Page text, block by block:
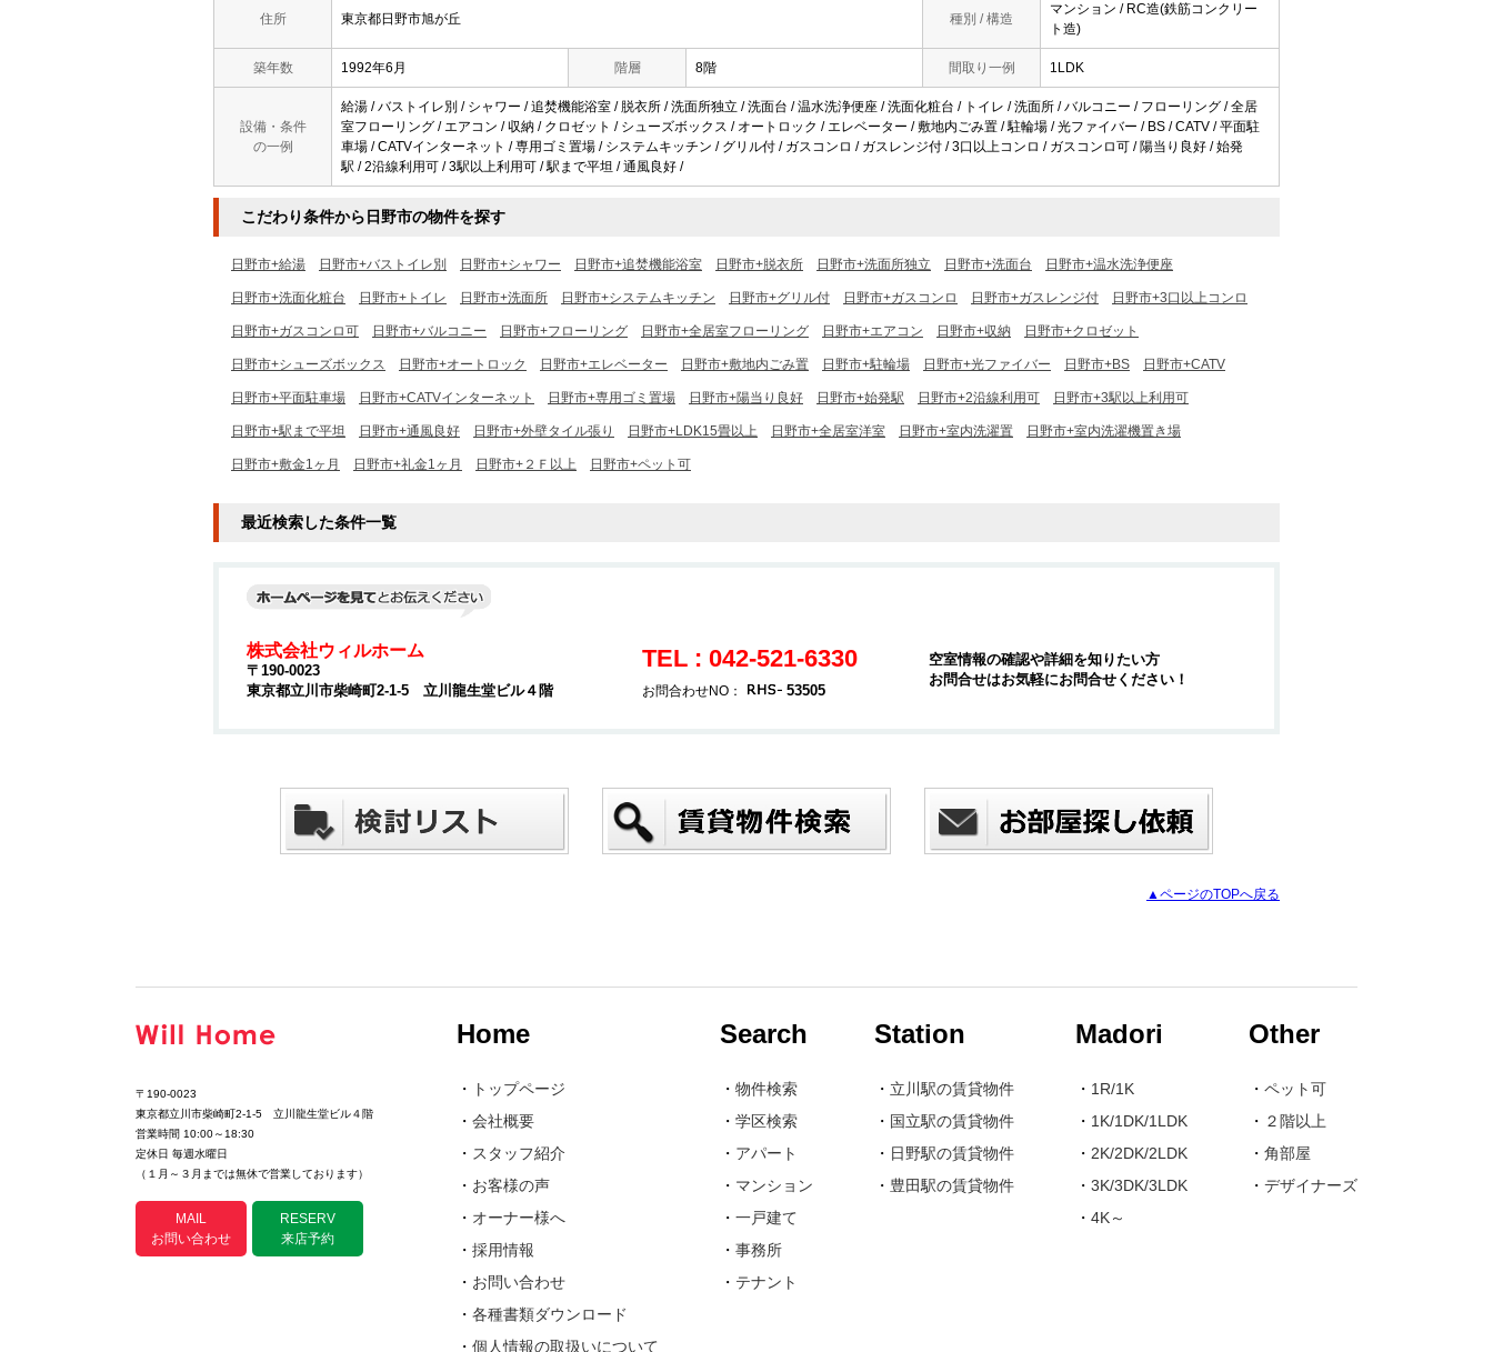
住所 東京都日野市旭が丘 種別 / 構造
マンション / RC造(鉄筋コンクリー
ト造)
築年数 1992年6月 階層 8階 間取り一例 1LDK
設備・条件
の一例
給湯 / バストイレ別 / シャワー / 追焚機能浴室 / 脱衣所 / 洗面所独立 / 洗面台 / 温水洗浄便座 / 洗面化粧台 / トイレ / 洗面所 / バルコニー / フローリング / 全居
室フローリング / エアコン / 収納 / クロゼット / シューズボックス / オートロック / エレベーター / 敷地内ごみ置 / 駐輪場 / 光ファイバー / BS / CATV / 平面駐
車場 / CATVインターネット / 専用ゴミ置場 / システムキッチン / グリル付 / ガスコンロ / ガスレンジ付 / 3口以上コンロ / ガスコンロ可 / 陽当り良好 / 始発
駅 / 2沿線利用可 / 3駅以上利用可 / 駅まで平坦 / 通風良好 /
こだわり条件から日野市の物件を探す
日野市+給湯 日野市+バストイレ別 日野市+シャワー 日野市+追焚機能浴室 日野市+脱衣所 日野市+洗面所独立 日野市+洗面台 日野市+温水洗浄便座
日野市+洗面化粧台 日野市+トイレ 日野市+洗面所 日野市+システムキッチン 日野市+グリル付 日野市+ガスコンロ 日野市+ガスレンジ付 日野市+3口以上コンロ
日野市+ガスコンロ可 日野市+バルコニー 日野市+フローリング 日野市+全居室フローリング 日野市+エアコン 日野市+収納 日野市+クロゼット
日野市+シューズボックス 日野市+オートロック 日野市+エレベーター 日野市+敷地内ごみ置 日野市+駐輪場 日野市+光ファイバー 日野市+BS 日野市+CATV
日野市+平面駐車場 日野市+CATVインターネット 日野市+専用ゴミ置場 日野市+陽当り良好 日野市+始発駅 日野市+2沿線利用可 日野市+3駅以上利用可
日野市+駅まで平坦 日野市+通風良好 日野市+外壁タイル張り 日野市+LDK15畳以上 日野市+全居室洋室 日野市+室内洗濯置 日野市+室内洗濯機置き場
日野市+敷金1ヶ月 日野市+礼金1ヶ月 日野市+２Ｆ以上 日野市+ペット可
最近検索した条件一覧
株式会社ウィルホーム
〒190-0023
東京都立川市柴崎町2-1-5 立川龍生堂ビル４階
TEL : 042-521-6330
お問合わせNO： 53505
空室情報の確認や詳細を知りたい方
お問合せはお気軽にお問合せください！
▲ページのTOPへ戻る
〒190-0023
東京都立川市柴崎町2-1-5 立川龍生堂ビル４階
営業時間 10:00～18:30
定休日 毎週水曜日
（１月～３月までは無休で営業しております）
MAIL
お問い合わせ
RESERV
来店予約
Home
・
トップページ
・ 会社概要
・ スタッフ紹介
・ お客様の声
・ オーナー様へ
・ 採用情報
・ お問い合わせ
・ 各種書類ダウンロード
・ 個人情報の取扱いについて
Search
・ 物件検索
・ 学区検索
・ アパート
・ マンション
・ 一戸建て
・ 事務所
・ テナント
Station
・ 立川駅の賃貸物件
・ 国立駅の賃貸物件
・ 日野駅の賃貸物件
・ 豊田駅の賃貸物件
Madori
・ 1R/1K
・ 1K/1DK/1LDK
・ 2K/2DK/2LDK
・ 3K/3DK/3LDK
・ 4K～
Other
・ ペット可
・ ２階以上
・ 角部屋
・ デザイナーズ